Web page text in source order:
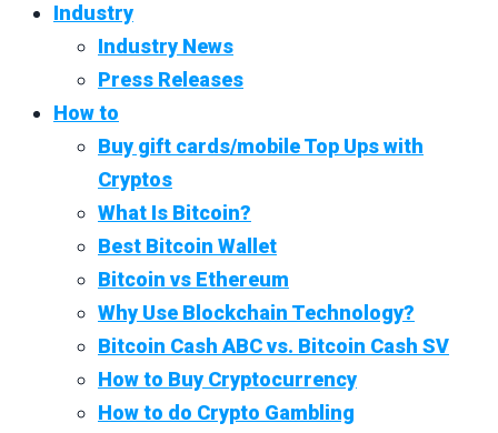
Industry
Industry News
Press Releases
How to
Buy gift cards/mobile Top Ups with
Cryptos
What Is Bitcoin?
Best Bitcoin Wallet
Bitcoin vs Ethereum
Why Use Blockchain Technology?
Bitcoin Cash ABC vs. Bitcoin Cash SV
How to Buy Cryptocurrency
How to do Crypto Gambling